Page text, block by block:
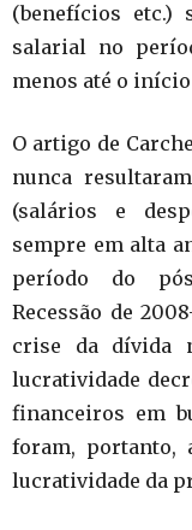
(benefícios etc.)
salarial no
menos até o início
O artigo de
nunca
(salários e
sempre em alta
período do
Recessão de
crise da dívida
lucratividade
financeiros em
foram, portanto,
lucratividade da